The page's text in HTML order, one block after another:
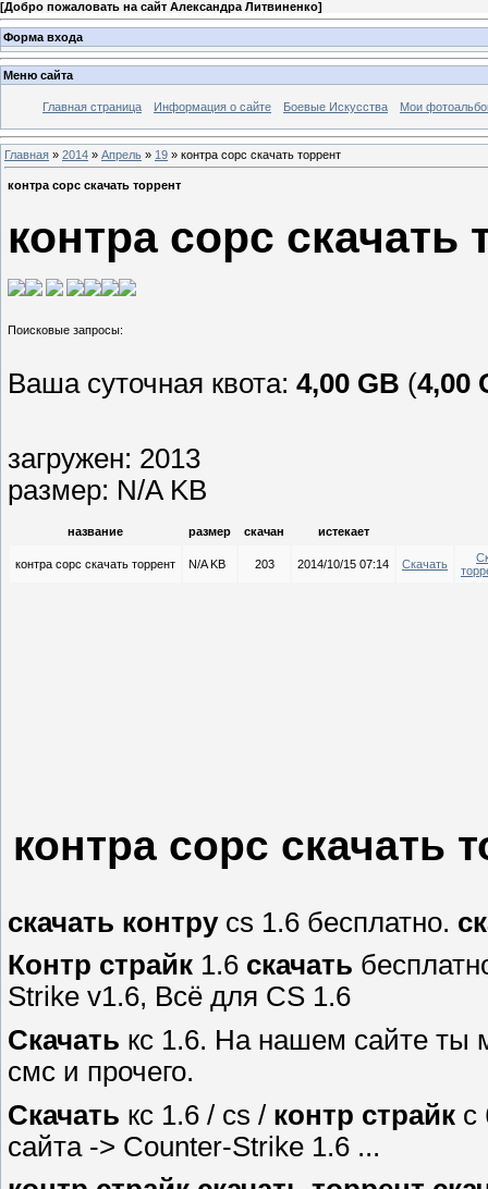
[Добро пожаловать на сайт Александра Литвиненко]
Форма входа
Меню сайта
Главная страница Информация о сайте Боевые Искусства Мои
Главная » 2014 » Апрель » 19 » контра сорс скачать торрент
контра сорс скачать торрент
контра сорс скачать
Ваша суточная квота: 4,00 GB (4,00
загружен: 2013
размер: N/A KB
название размер скачан истекает
контра сорс скачать торрент N/A KB 203 2014/10/15 07:14 Скачать
контра сорс скачать
скачать контруcs 1.6 бесплатно.
Контр страйк 1.6 скачать
Strike v1.6, Всё для CS 1.6
Скачать кс 1.6. На нашем сайте
смс и прочего.
Скачать кс 1.6 / cs / контр страйк c
сайта -> Counter-Strike 1.6 ...